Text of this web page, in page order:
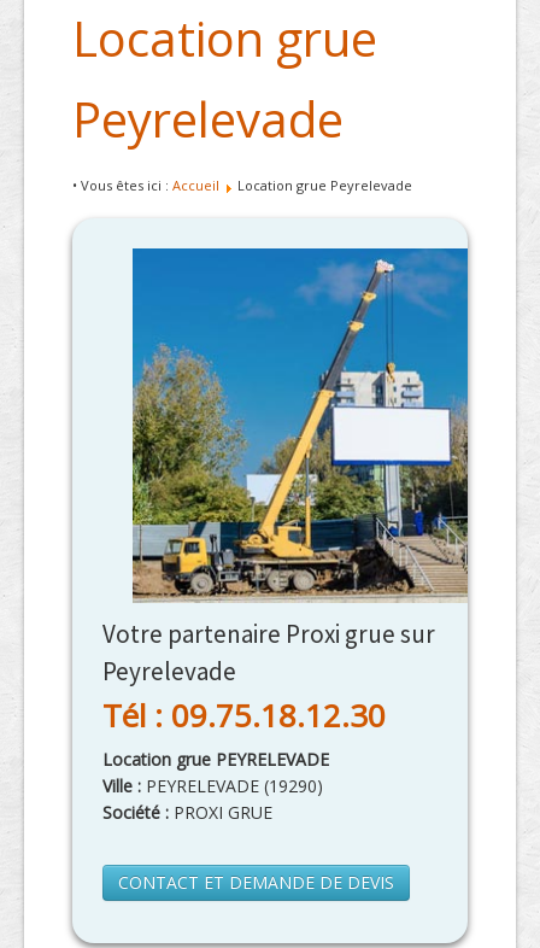
Location grue
Peyrelevade
• Vous êtes ici : Accueil Location grue Peyrelevade
Votre partenaire Proxi grue sur
Peyrelevade
Tél : 09.75.18.12.30
Location grue PEYRELEVADE
Ville : PEYRELEVADE (19290)
Société : PROXI GRUE
CONTACT ET DEMANDE DE DEVIS